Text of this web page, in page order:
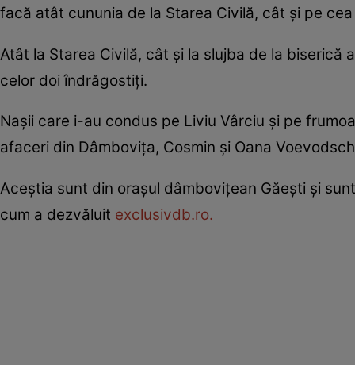
facă atât cununia de la Starea Civilă, cât și pe
Atât la Starea Civilă, cât și la slujba de la
celor doi îndrăgostiți.
Nașii care i-au condus pe Liviu Vârciu și pe
afaceri din Dâmbovița, Cosmin și Oana
Aceștia sunt din orașul dâmbovițean Găești și
cum a dezvăluit exclusivdb.ro.